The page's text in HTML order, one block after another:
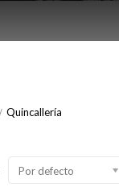
Quincallería
Por defecto